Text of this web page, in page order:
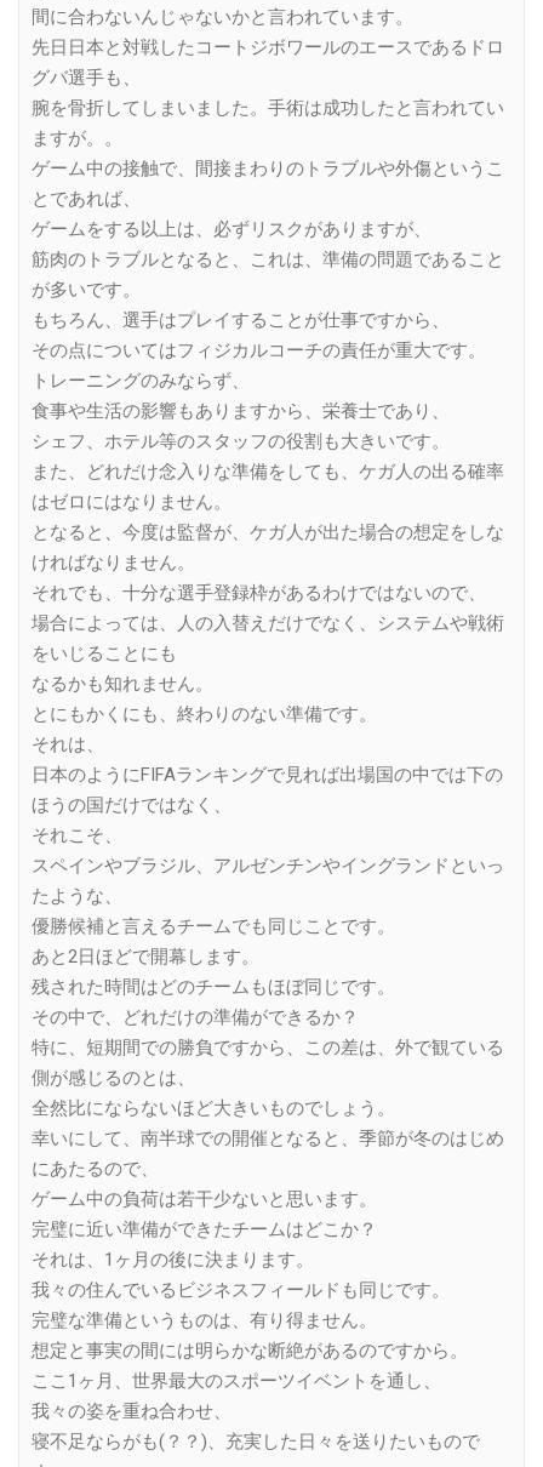
間に合わないんじゃないかと言われています。
先日日本と対戦したコートジボワールのエースであるドロ
グバ選手も、
腕を骨折してしまいました。手術は成功したと言われてい
ますが。。
ゲーム中の接触で、間接まわりのトラブルや外傷というこ
とであれば、
ゲームをする以上は、必ずリスクがありますが、
筋肉のトラブルとなると、これは、準備の問題であること
が多いです。
もちろん、選手はプレイすることが仕事ですから、
その点についてはフィジカルコーチの責任が重大です。
トレーニングのみならず、
食事や生活の影響もありますから、栄養士であり、
シェフ、ホテル等のスタッフの役割も大きいです。
また、どれだけ念入りな準備をしても、ケガ人の出る確率
はゼロにはなりません。
となると、今度は監督が、ケガ人が出た場合の想定をしな
ければなりません。
それでも、十分な選手登録枠があるわけではないので、
場合によっては、人の入替えだけでなく、システムや戦術
をいじることにも
なるかも知れません。
とにもかくにも、終わりのない準備です。
それは、
日本のようにFIFAランキングで見れば出場国の中では下の
ほうの国だけではなく、
それこそ、
スペインやブラジル、アルゼンチンやイングランドといっ
たような、
優勝候補と言えるチームでも同じことです。
あと2日ほどで開幕します。
残された時間はどのチームもほぼ同じです。
その中で、どれだけの準備ができるか？
特に、短期間での勝負ですから、この差は、外で観ている
側が感じるのとは、
全然比にならないほど大きいものでしょう。
幸いにして、南半球での開催となると、季節が冬のはじめ
にあたるので、
ゲーム中の負荷は若干少ないと思います。
完璧に近い準備ができたチームはどこか？
それは、1ヶ月の後に決まります。
我々の住んでいるビジネスフィールドも同じです。
完璧な準備というものは、有り得ません。
想定と事実の間には明らかな断絶があるのですから。
ここ1ヶ月、世界最大のスポーツイベントを通し、
我々の姿を重ね合わせ、
寝不足ならがも(？？)、充実した日々を送りたいもので